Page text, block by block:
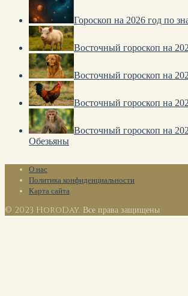
Гороскоп на 2026 год по
Восточный гороскоп на
Восточный гороскоп на
Восточный гороскоп на
Восточный гороскоп на
Обезьяны
О нас
Политика конфиденциальности
Карта сайта
© 2023 HoroDay. Все права защищены